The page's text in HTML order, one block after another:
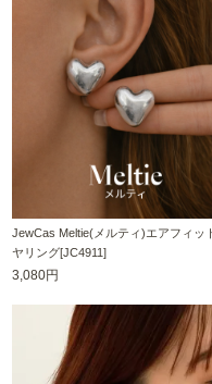
JewCas Meltie(メルティ)エアフィッ
ヤリング[JC4911]
3,080円